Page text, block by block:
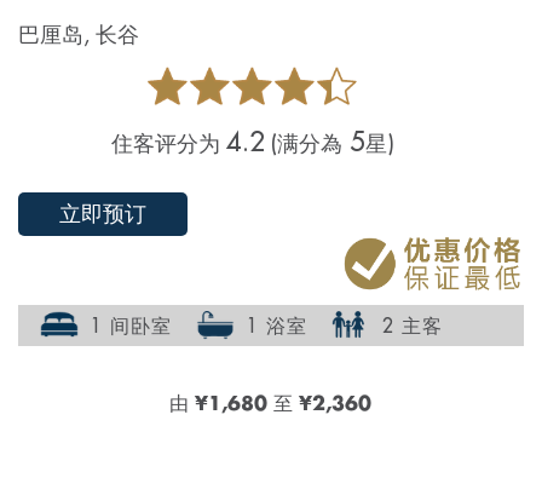
巴厘岛, 长谷
住客评分为 4.2 (满分為 5星)
立即预订
1 间卧室 1 浴室 2 主客
由¥1,680 至¥2,360